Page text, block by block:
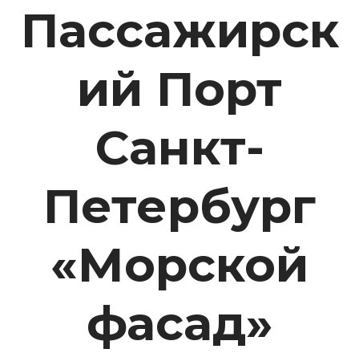
Пассажирск
ий Порт
Санкт-
Петербург
«Морской
фасад»